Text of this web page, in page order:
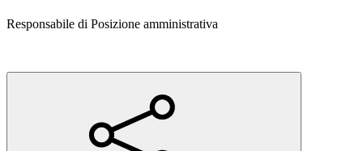
Responsabile di Posizione amministrativa